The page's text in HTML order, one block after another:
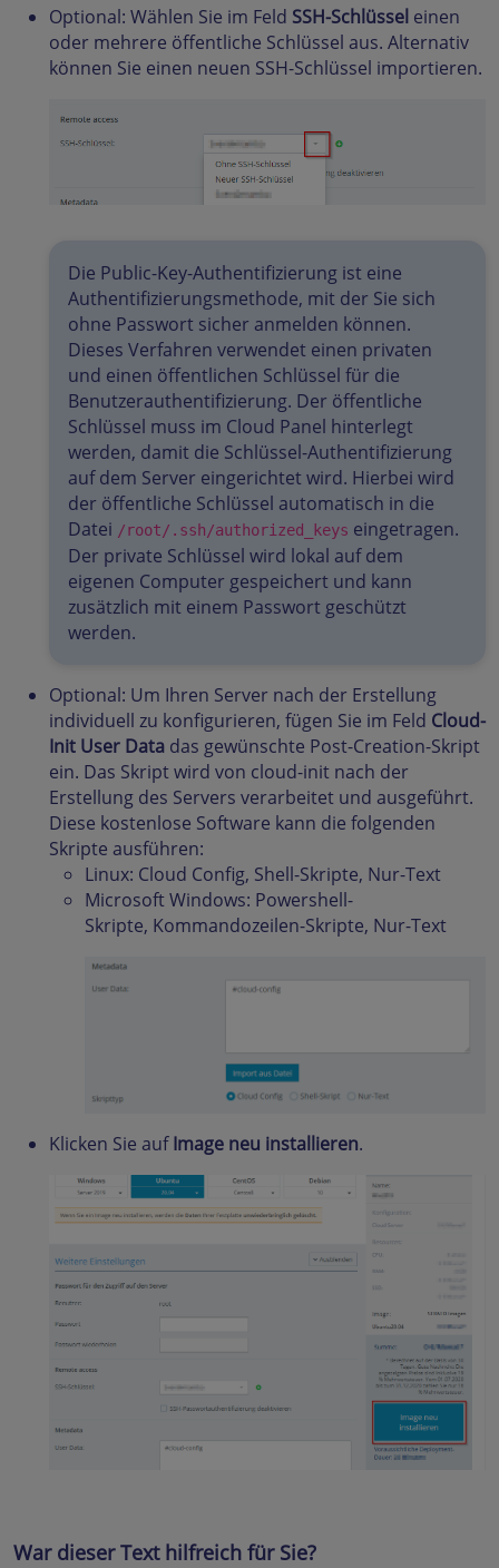
Optional: Wählen Sie im Feld SSH-Schlüssel einen
oder mehrere öffentliche Schlüssel aus. Alternativ
können Sie einen neuen SSH-Schlüssel importieren.
Die Public-Key-Authentifizierung ist eine
Authentifizierungsmethode, mit der Sie sich
ohne Passwort sicher anmelden können.
Dieses Verfahren verwendet einen privaten
und einen öffentlichen Schlüssel für die
Benutzerauthentifizierung. Der öffentliche
Schlüssel muss im Cloud Panel hinterlegt
werden, damit die Schlüssel-Authentifizierung
auf dem Server eingerichtet wird. Hierbei wird
der öffentliche Schlüssel automatisch in die
Datei /root/.ssh/authorized_keys eingetragen.
Der private Schlüssel wird lokal auf dem
eigenen Computer gespeichert und kann
zusätzlich mit einem Passwort geschützt
werden.
Optional: Um Ihren Server nach der Erstellung
individuell zu konfigurieren, fügen Sie im Feld Cloud-
Init User Data das gewünschte Post-Creation-Skript
ein. Das Skript wird von cloud-init nach der
Erstellung des Servers verarbeitet und ausgeführt.
Diese kostenlose Software kann die folgenden
Skripte ausführen:
Linux: Cloud Config, Shell-Skripte, Nur-Text
Microsoft Windows: Powershell-
Skripte, Kommandozeilen-Skripte, Nur-Text
Klicken Sie aufImage neu installieren.
War dieser Text hilfreich für Sie?